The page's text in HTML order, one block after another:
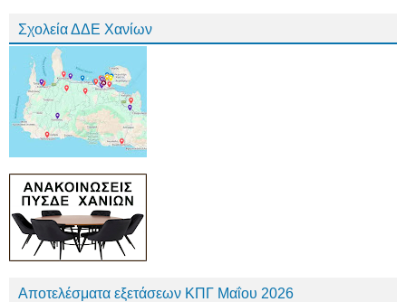
Σχολεία ΔΔΕ Χανίων
Αποτελέσματα εξετάσεων ΚΠΓ Μαΐου 2026